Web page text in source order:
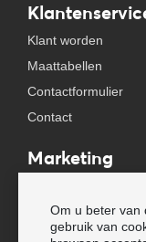
Om u beter van
gebruik van
Klant worden
Maattabellen
Contactformulier
Contact
Marketing
Pers & Media
Nieuwsbrieven